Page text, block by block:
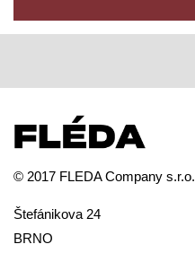
© 2017 FLEDA Company s.r.o.
Štefánikova 24
BRNO